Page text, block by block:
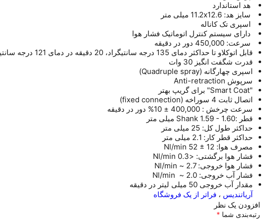
هد استاندارد
سایز هد: 11.2x12.6 میلی متر
اسپری تک کاناله
دارای سیستم کنترل اتوماتیک فشار هوا
سرعت: 450,000 دور در دقیقه
قابل اتوکلاو تا حداکثر دمای 135 درجه سانتیگراد، 20 دقیقه در دمای 121 درجه سانتیگراد و 15 دقیقه در دمای 135 درجه سانتیگراد.
قدرت شگفت انگیز 30 وات
اسپری چهارگانه (Quadruple spray)
سرپوش Anti-retraction
"Smart Coat" برای گریپ بهتر
اتصال ثابت 4 سوراخه (fixed connection)
سرعت چرخش : 400,000 ± 10% دور در دقیقه
قطر :Shank 1.59 - 1.60 میلی متر
حداکثر طول کل: 25 میلی متر
حداکثر قطر کار: 2.1 میلی متر
مصرف هوا: Nl/min 52 ± 12
فشار هوا برگشتی: <0.3 Nl/min
فشار هوا خروجی: 2.7 ~ Nl/min
فشار آب خروجی: 2.0 ~ Nl/min
مقدار آب خروجی 50 میلی لیتر در دقیقه
آریاتندیس ، فراتر از یک فروشگاه
افزودن یک نظر
رتبه‌بندی شما *